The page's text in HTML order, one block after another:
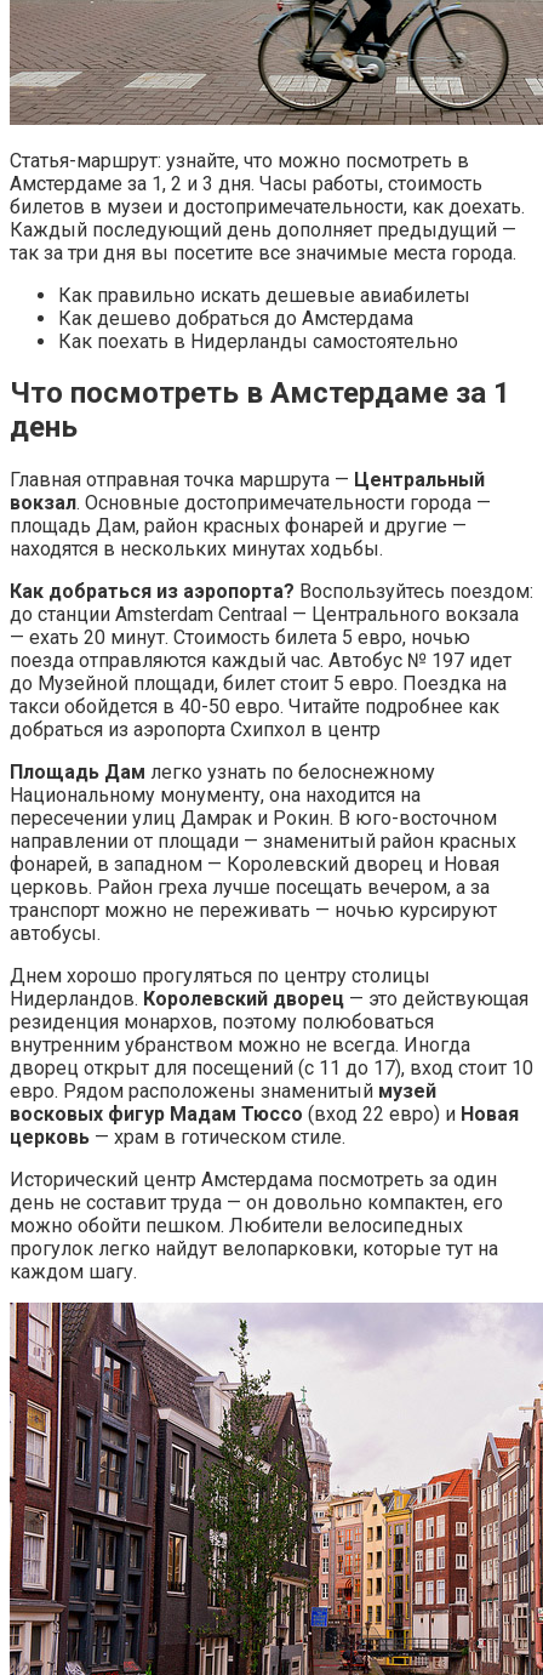
Статья-маршрут: узнайте, что можно посмотреть в
Амстердаме за 1, 2 и 3 дня. Часы работы, стоимость
билетов в музеи и достопримечательности, как доехать.
Каждый последующий день дополняет предыдущий —
так за три дня вы посетите все значимые места города.
Как правильно искать дешевые авиабилеты
Как дешево добраться до Амстердама
Как поехать в Нидерланды самостоятельно
Что посмотреть в Амстердаме за 1
день
Главная отправная точка маршрута — Центральный
вокзал. Основные достопримечательности города —
площадь Дам, район красных фонарей и другие —
находятся в нескольких минутах ходьбы.
Как добраться из аэропорта? Воспользуйтесь поездом:
до станции Amsterdam Centraal — Центрального вокзала
— ехать 20 минут. Стоимость билета 5 евро, ночью
поезда отправляются каждый час. Автобус № 197 идет
до Музейной площади, билет стоит 5 евро. Поездка на
такси обойдется в 40-50 евро. Читайте подробнее как
добраться из аэропорта Схипхол в центр
Площадь Дам легко узнать по белоснежному
Национальному монументу, она находится на
пересечении улиц Дамрак и Рокин. В юго-восточном
направлении от площади — знаменитый район красных
фонарей, в западном — Королевский дворец и Новая
церковь. Район греха лучше посещать вечером, а за
транспорт можно не переживать — ночью курсируют
автобусы.
Днем хорошо прогуляться по центру столицы
Нидерландов. Королевский дворец — это действующая
резиденция монархов, поэтому полюбоваться
внутренним убранством можно не всегда. Иногда
дворец открыт для посещений (с 11 до 17), вход стоит 10
евро. Рядом расположены знаменитый музей
восковых фигур Мадам Тюссо (вход 22 евро) и Новая
церковь — храм в готическом стиле.
Исторический центр Амстердама посмотреть за один
день не составит труда — он довольно компактен, его
можно обойти пешком. Любители велосипедных
прогулок легко найдут велопарковки, которые тут на
каждом шагу.